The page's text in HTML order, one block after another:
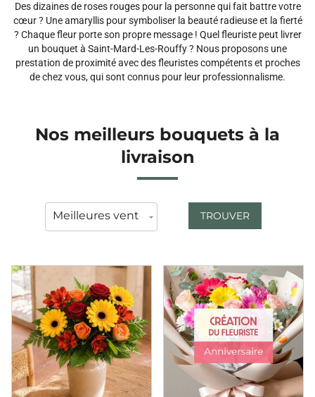
Des dizaines de roses rouges pour la personne qui fait battre votre
cœur ? Une amaryllis pour symboliser la beauté radieuse et la fierté
? Chaque fleur porte son propre message ! Quel fleuriste peut livrer
un bouquet à Saint-Mard-Les-Rouffy ? Nous proposons une
prestation de proximité avec des fleuristes compétents et proches
de chez vous, qui sont connus pour leur professionnalisme.
Nos meilleurs bouquets à la
livraison
TROUVER